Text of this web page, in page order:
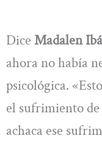
Dice Madalen
ahora no había
psicológica.
el sufrimiento
achaca ese